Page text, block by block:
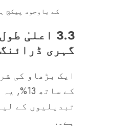
کے باوجود پیکج
3.3 اعلیٰ
گہری ڈرائنگ
ایک بڑھاو کی
کے ساتھ
تبدیلیوں کے
ہے۔.